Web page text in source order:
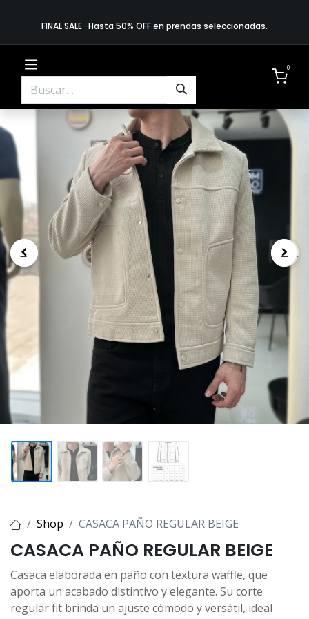
FINAL SALE · Hasta 50% OFF en prendas​ selecciona​das.
0
.
Shop CASACA PAÑO REGULAR BEIGE
CASACA PAÑO REGULAR BEIGE
Casaca elaborada en paño con textura waffle, que
aporta un acabado distintivo y elegante. Su corte
regular fit brinda un ajuste cómodo y versátil, ideal